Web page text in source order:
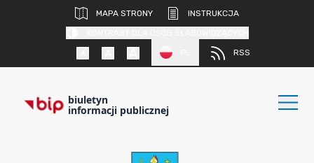
MAPA STRONY
INSTRUKCJA
RSS
biuletyn
informacji publicznej